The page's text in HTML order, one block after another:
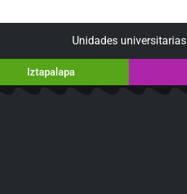
Unidades universitarias
Iztapalapa